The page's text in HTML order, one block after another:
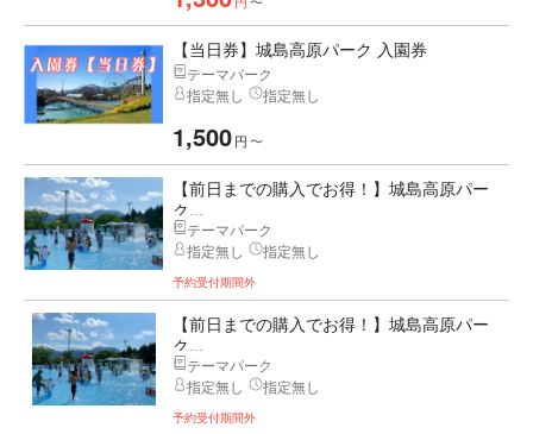
【当日券】城島高原パーク 入園券
テーマパーク
指定無し
指定無し
1,500円 〜
【前日までの購入でお得！】城島高原パー
ク...
テーマパーク
指定無し
指定無し
予約受付期間外
【前日までの購入でお得！】城島高原パー
ク...
テーマパーク
指定無し
指定無し
予約受付期間外